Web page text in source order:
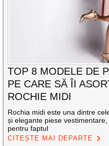
TOP 8 MODELE DE
PE CARE SĂ ÎI
ROCHIE MIDI
Rochia midi este una dintre
și elegante piese
pentru faptul
CITEȘTE MAI DEPARTE